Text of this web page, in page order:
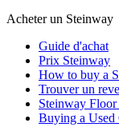
Acheter un Steinway
Guide d'achat
Prix Steinway
How to buy a
Trouver un
Steinway Floor
Buying a